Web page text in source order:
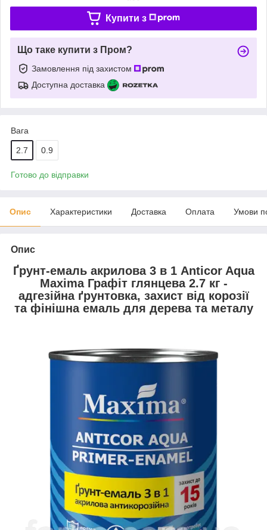
Купити з
Що таке купити з Пром?
Замовлення під захистом
Доступна доставка
Вага
2.7 0.9
Готово до відправки
Опис Характеристики Доставка Оплата Умови
Опис
Ґрунт-емаль акрилова 3 в 1 Anticor Aqua
Maxima Графіт глянцева 2.7 кг -
адгезійна ґрунтовка, захист від корозії
та фінішна емаль для дерева та металу